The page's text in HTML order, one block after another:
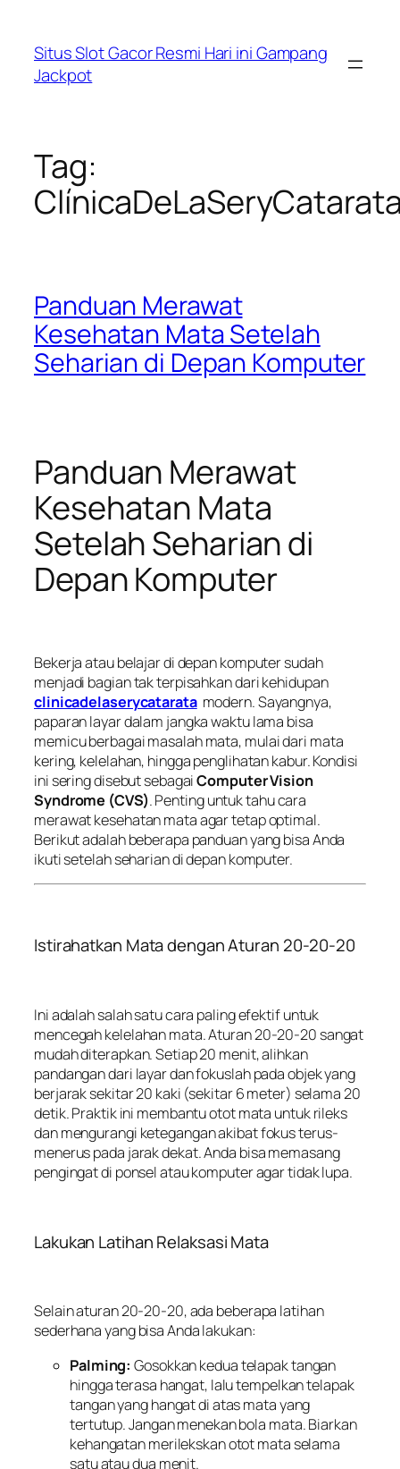
konten
Situs Slot Gacor Resmi Hari ini Gampang
Jackpot
Tag:
Panduan Merawat
Kesehatan Mata Setelah
Seharian di Depan Komputer
Panduan Merawat
Kesehatan Mata
Setelah Seharian di
Depan Komputer
Bekerja atau belajar di depan komputer sudah
menjadi bagian tak terpisahkan dari kehidupan
clinicadelaserycataratamodern. Sayangnya,
paparan layar dalam jangka waktu lama bisa
memicu berbagai masalah mata, mulai dari mata
kering, kelelahan, hingga penglihatan kabur. Kondisi
ini sering disebut sebagaiComputer Vision
Syndrome (CVS). Penting untuk tahu cara
merawat kesehatan mata agar tetap optimal.
Berikut adalah beberapa panduan yang bisa Anda
ikuti setelah seharian di depan komputer.
Istirahatkan Mata dengan Aturan 20-20-20
Ini adalah salah satu cara paling efektif untuk
mencegah kelelahan mata. Aturan 20-20-20 sangat
mudah diterapkan. Setiap 20 menit, alihkan
pandangan dari layar dan fokuslah pada objek yang
berjarak sekitar 20 kaki (sekitar 6 meter) selama 20
detik. Praktik ini membantu otot mata untuk rileks
dan mengurangi ketegangan akibat fokus terus-
menerus pada jarak dekat. Anda bisa memasang
pengingat di ponsel atau komputer agar tidak lupa.
Lakukan Latihan Relaksasi Mata
Selain aturan 20-20-20, ada beberapa latihan
sederhana yang bisa Anda lakukan:
Palming: Gosokkan kedua telapak tangan
hingga terasa hangat, lalu tempelkan telapak
tangan yang hangat di atas mata yang
tertutup. Jangan menekan bola mata. Biarkan
kehangatan merilekskan otot mata selama
satu atau dua menit.